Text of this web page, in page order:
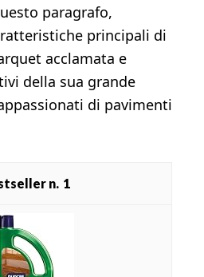
paragrafo,
principali di
acclamata e
della sua grande
di pavimenti
1